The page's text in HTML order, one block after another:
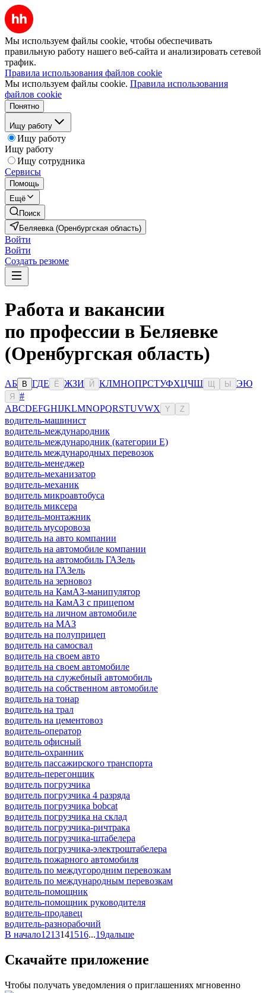
Мы используем файлы cookie, чтобы обеспечивать
правильную работу нашего веб-сайта и анализировать сетевой
трафик.
Правила использования файлов cookie
Мы используем файлы cookie. Правила использования
файлов cookie
Понятно
Ищу работу
Ищу работу
Ищу работу
Ищу сотрудника
Сервисы
Помощь
Ещё
Поиск
Беляевка (Оренбургская область)
Войти
Войти
Создать резюме
Работа и вакансии
по профессии в Беляевке
(Оренбургская область)
АБ В ГДЕ Ё ЖЗИ Й КЛМНОПРСТУФХЦЧШ Ы ЭЮ
Я
#
ABCDEFGHIJKLMNOPQRSTUVWX Y Z
водитель-машинист
водитель-международник
водитель-международник (категории Е)
водитель международных перевозок
водитель-менеджер
водитель-механизатор
водитель-механик
водитель микроавтобуса
водитель миксера
водитель-монтажник
водитель мусоровоза
водитель на авто компании
водитель на автомобиле компании
водитель на автомобиль ГАЗель
водитель на ГАЗель
водитель на зерновоз
водитель на КамАЗ-манипулятор
водитель на КамАЗ с прицепом
водитель на личном автомобиле
водитель на МАЗ
водитель на полуприцеп
водитель на самосвал
водитель на своем авто
водитель на своем автомобиле
водитель на служебный автомобиль
водитель на собственном автомобиле
водитель на тонар
водитель на трал
водитель на цементовоз
водитель-оператор
водитель офисный
водитель-охранник
водитель пассажирского транспорта
водитель-перегонщик
водитель погрузчика
водитель погрузчика 4 разряда
водитель погрузчика bobcat
водитель погрузчика на склад
водитель погрузчика-ричтрака
водитель погрузчика-штабелера
водитель погрузчика-электроштабелера
водитель пожарного автомобиля
водитель по междугородним перевозкам
водитель по международным перевозкам
водитель-помощник
водитель-помощник руководителя
водитель-продавец
водитель-разнорабочий
В начало1213141516...19дальше
Скачайте приложение
Чтобы получать уведомления о приглашениях мгновенно